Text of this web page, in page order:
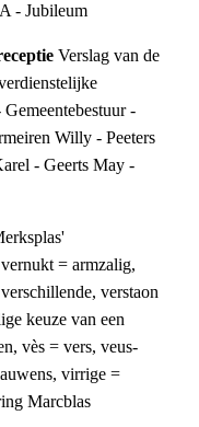
- Jubileum
Verslag van de
Gemeentebestuur -
Willy - Peeters
- Geerts May -
= armzalig,
verstaon
keuze van een
vès = vers, veus-
virrige =
Marcblas